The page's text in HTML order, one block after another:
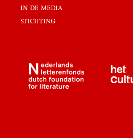
in de media
stichting